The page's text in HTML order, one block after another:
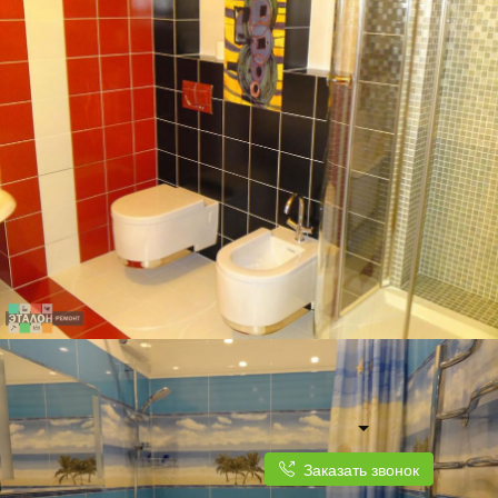
ДВУХКОМНАТНАЯ КВАРТИРА, 60 КВ.М.
ОФОРМЛЕНИЕ САНУЗЛА В КРАСНО-БЕЛО-ЧЕРНЫХ ТОНАХ ПЕРЕКЛИКАЕТСЯ С
ДИЗАЙНОМ КВАРТИРЫ
Заказать звонок